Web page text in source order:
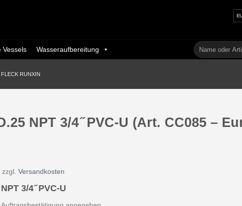
Vessels Wasseraufbereitung
Suchen
nach:
RUNXIN
NPT 3/4 ̋ PVC-U (Art. CC085 –
zzgl.Versandkosten
3/4 ̋ PVC-U